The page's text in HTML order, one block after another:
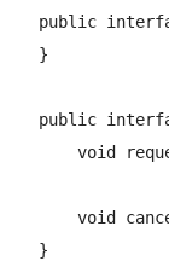
public
    }
public
void
void
    }